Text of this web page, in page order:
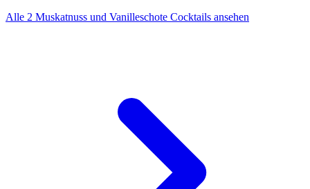
Alle 2 Muskatnuss und Vanilleschote Cocktails ansehen